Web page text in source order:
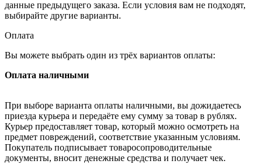
данные предыдущего заказа. Если условия вам не подходят,
выбирайте другие варианты.
Оплата
Вы можете выбрать один из трёх вариантов оплаты:
Оплата наличными
При выборе варианта оплаты наличными, вы дожидаетесь
приезда курьера и передаёте ему сумму за товар в рублях.
Курьер предоставляет товар, который можно осмотреть на
предмет повреждений, соответствие указанным условиям.
Покупатель подписывает товаросопроводительные
документы, вносит денежные средства и получает чек.